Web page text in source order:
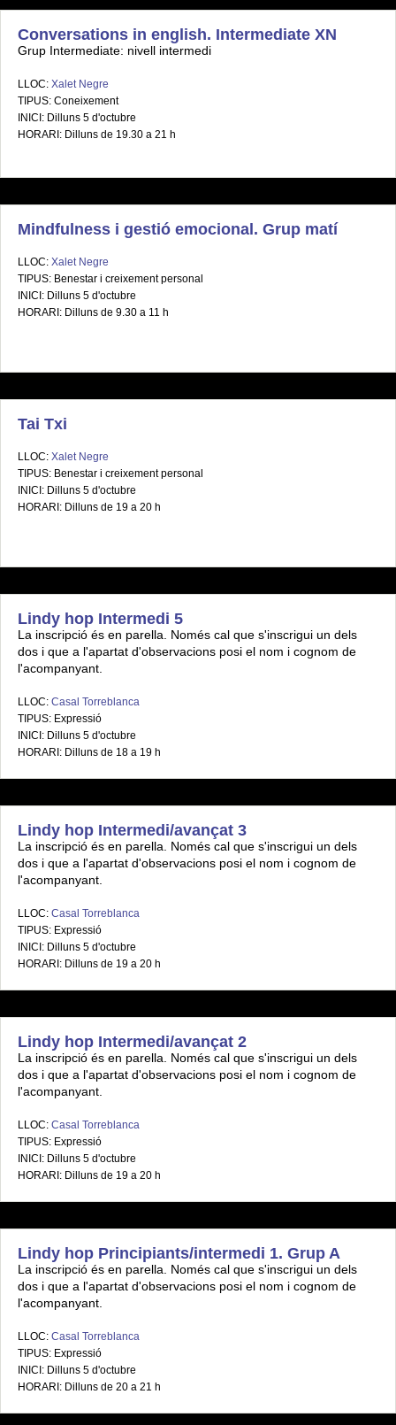
Conversations in english. Intermediate XN
Grup Intermediate: nivell intermedi
LLOC: Xalet Negre
TIPUS: Coneixement
INICI: Dilluns 5 d'octubre
HORARI: Dilluns de 19.30 a 21 h
Mindfulness i gestió emocional. Grup matí
LLOC: Xalet Negre
TIPUS: Benestar i creixement personal
INICI: Dilluns 5 d'octubre
HORARI: Dilluns de 9.30 a 11 h
Tai Txi
LLOC: Xalet Negre
TIPUS: Benestar i creixement personal
INICI: Dilluns 5 d'octubre
HORARI: Dilluns de 19 a 20 h
Lindy hop Intermedi 5
La inscripció és en parella. Només cal que s'inscrigui un dels
dos i que a l'apartat d'observacions posi el nom i cognom de
l'acompanyant.
LLOC: Casal Torreblanca
TIPUS: Expressió
INICI: Dilluns 5 d'octubre
HORARI: Dilluns de 18 a 19 h
Lindy hop Intermedi/avançat 3
La inscripció és en parella. Només cal que s'inscrigui un dels
dos i que a l'apartat d'observacions posi el nom i cognom de
l'acompanyant.
LLOC: Casal Torreblanca
TIPUS: Expressió
INICI: Dilluns 5 d'octubre
HORARI: Dilluns de 19 a 20 h
Lindy hop Intermedi/avançat 2
La inscripció és en parella. Només cal que s'inscrigui un dels
dos i que a l'apartat d'observacions posi el nom i cognom de
l'acompanyant.
LLOC: Casal Torreblanca
TIPUS: Expressió
INICI: Dilluns 5 d'octubre
HORARI: Dilluns de 19 a 20 h
Lindy hop Principiants/intermedi 1. Grup A
La inscripció és en parella. Només cal que s'inscrigui un dels
dos i que a l'apartat d'observacions posi el nom i cognom de
l'acompanyant.
LLOC: Casal Torreblanca
TIPUS: Expressió
INICI: Dilluns 5 d'octubre
HORARI: Dilluns de 20 a 21 h